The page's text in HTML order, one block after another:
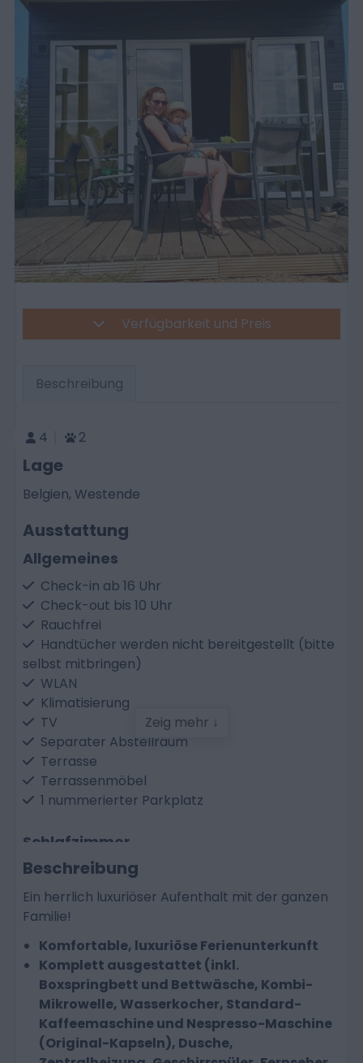
Verfügbarkeit und Preis
Beschreibung
4 2
Lage
Belgien, Westende
Ausstattung
Allgemeines
Check-in ab 16 Uhr
Check-out bis 10 Uhr
Rauchfrei
Handtücher werden nicht bereitgestellt (bitte
selbst mitbringen)
WLAN
Klimatisierung
TV
Separater Abstellraum
Terrasse
Terrassenmöbel
1 nummerierter Parkplatz
Schlafzimmer
Bettwäsche und bezogene Betten inklusive
Einzelbett: 2
Etagenbett: 1
Badezimmer
Dusche
Spülbecken
Toilette
Zeig mehr ↓
Beschreibung
Ein herrlich luxuriöser Aufenthalt mit der ganzen
Familie!
Komfortable, luxuriöse Ferienunterkunft
Komplett ausgestattet (inkl.
Boxspringbett und Bettwäsche, Kombi-
Mikrowelle, Wasserkocher, Standard-
Kaffeemaschine und Nespresso-Maschine
(Original-Kapseln), Dusche,